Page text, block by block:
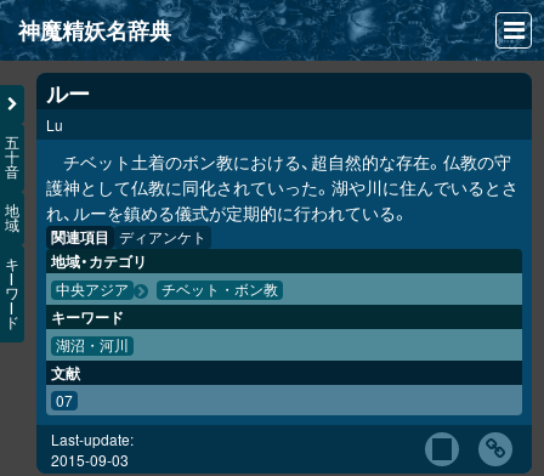
神魔精妖名辞典
NEWS
INFO
文献
検索
凖項目
画像資料便覧
LINK
五
十
音
地
域
キ
ワ
ド
ルー
Lu
チベット土着のボン教における、超自然的な存在。仏教の守
護神として仏教に同化されていった。湖や川に住んでいるとさ
れ、ルーを鎮める儀式が定期的に行われている。
関連項目 ディアンケト
地域・カテゴリ
中央アジア チベット・ボン教
キーワード
湖沼・河川
文献
07
Last-update:
2015-09-03